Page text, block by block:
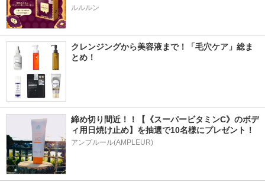
ルルルン
クレンジングから美容液まで！「毛穴ケア」総ま
とめ！
締め切り間近！！【《スーパービタミンC》のボデ
ィ用日焼け止め】を抽選で10名様にプレゼント！
アンプルール(AMPLEUR)